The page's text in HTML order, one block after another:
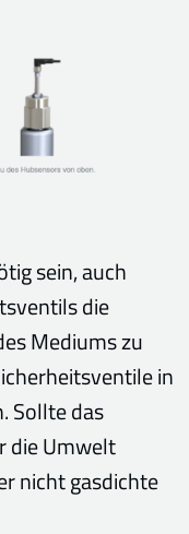
sein, auch
die
Mediums zu
in
Sollte das
die Umwelt
nicht gasdichte